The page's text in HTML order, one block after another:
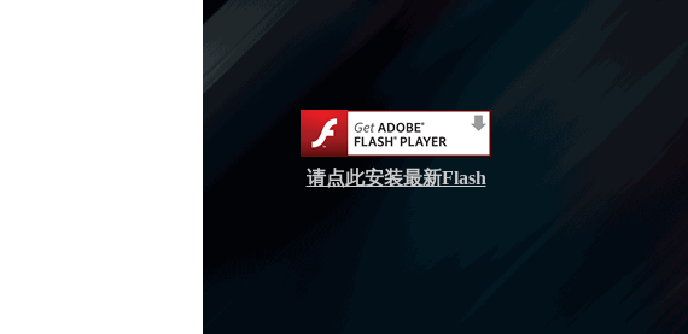
请点此安装最新Flash